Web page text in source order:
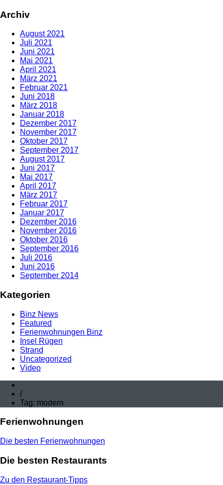
Archiv
August 2021
Juli 2021
Juni 2021
Mai 2021
April 2021
März 2021
Februar 2021
Juni 2018
März 2018
Januar 2018
Dezember 2017
November 2017
Oktober 2017
September 2017
August 2017
Juni 2017
Mai 2017
April 2017
März 2017
Februar 2017
Januar 2017
Dezember 2016
November 2016
Oktober 2016
September 2016
Juli 2016
Juni 2016
September 2014
Kategorien
Binz News
Featured
Ferienwohnungen Binz
Insel Rügen
Strand
Uncategorized
Video
/
Tag: modern
Ferienwohnungen
Die besten Ferienwohnungen
Die besten Restaurants
Zu den Restaurant-Tipps